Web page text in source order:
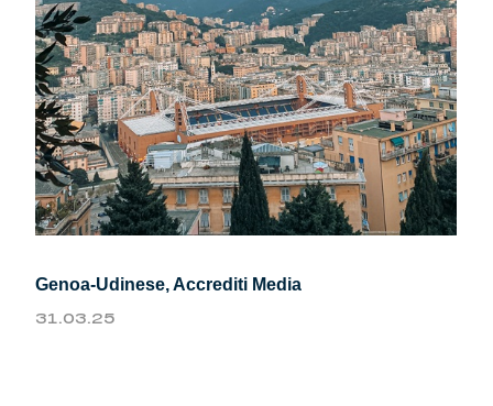
Accessori
Party
Outlet
Helan x Genoa
Isolani x Genoa
Genoa-Udinese, Accrediti Media
31.03.25